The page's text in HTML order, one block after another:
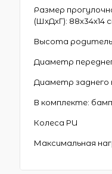
Размер
(ШхДхГ): 88x34x14
Высота
Диаметр
Диаметр заднего
В комплекте:
Колеса PU
Максимальная